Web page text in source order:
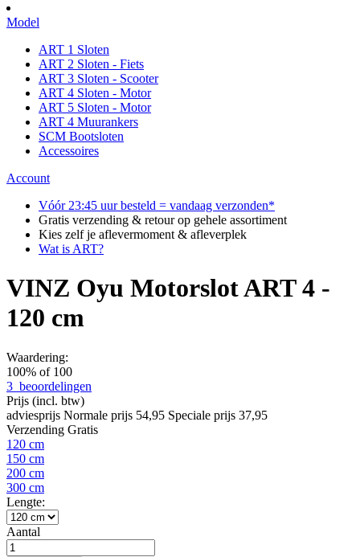
Model
ART 1 Sloten
ART 2 Sloten - Fiets
ART 3 Sloten - Scooter
ART 4 Sloten - Motor
ART 5 Sloten - Motor
ART 4 Muurankers
SCM Bootsloten
Accessoires
Account
Vóór 23:45 uur besteld = vandaag verzonden*
Gratis verzending & retour op gehele assortiment
Kies zelf je aflevermoment & afleverplek
Wat is ART?
VINZ Oyu Motorslot ART 4 -
120 cm
Waardering:
100% of 100
3 beoordelingen
Prijs (incl. btw)
adviesprijs Normale prijs 54,95 Speciale prijs 37,95
Verzending Gratis
120 cm
150 cm
200 cm
300 cm
Lengte:
Aantal